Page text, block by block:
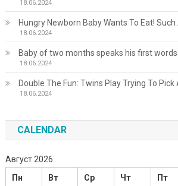
18.06.2024
Hungry Newborn Baby Wants To Eat! Such
18.06.2024
Baby of two months speaks his first words
18.06.2024
Double The Fun: Twins Play Trying To Pick
18.06.2024
CALENDAR
Август 2026
Пн
Вт Ср Чт Пт